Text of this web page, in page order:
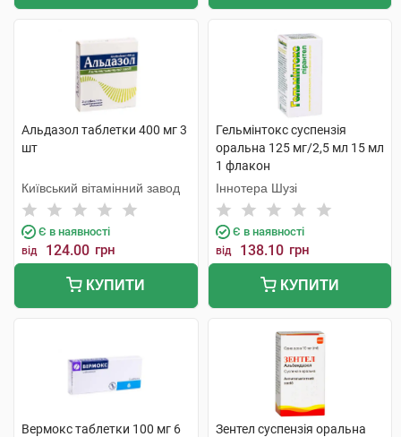
Альдазол таблетки 400 мг 3
шт
Київський вітамінний завод
Є в наявності
від 124.00 грн
КУПИТИ
Гельмінтокс суспензія
оральна 125 мг/2,5 мл 15 мл
1 флакон
Іннотера Шузі
Є в наявності
від 138.10 грн
КУПИТИ
Вермокс таблетки 100 мг 6
Зентел суспензія оральна